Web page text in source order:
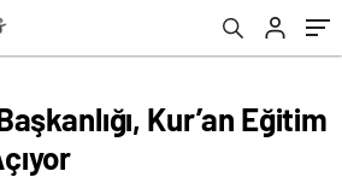
Kur’an Eğitim